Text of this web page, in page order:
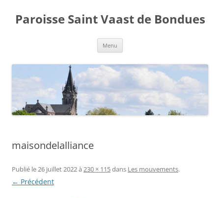
contenu
Paroisse Saint Vaast de Bondues
Menu
maisondelalliance
Publié le26 juillet 2022à 230 × 115dans Les mouvements.
← Précédent